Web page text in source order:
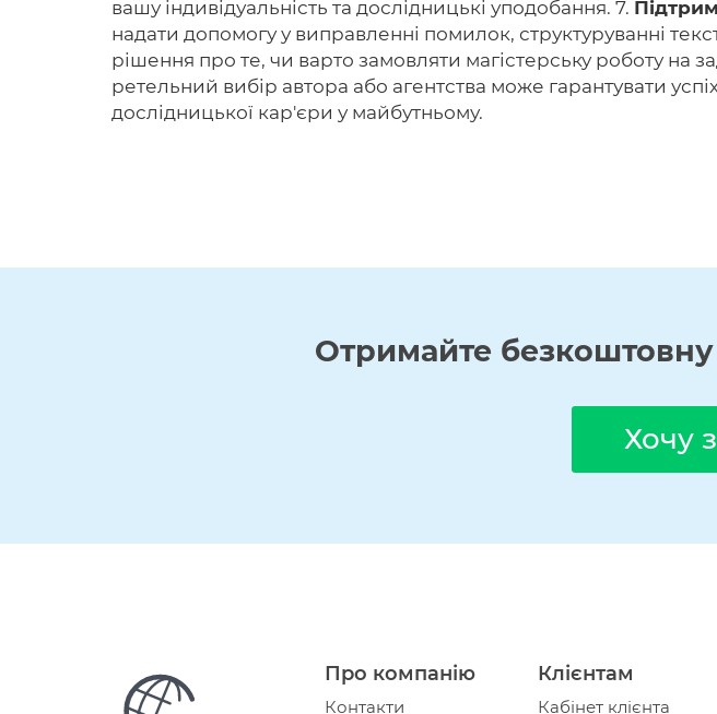
вашу індивідуальність та дослідницькі уподобання. 7.
надати допомогу у виправленні помилок, структуруванні
рішення про те, чи варто замовляти магістерську роботу на
ретельний вибір автора або агентства може гарантувати
дослідницької кар'єри у майбутньому.
Отримайте безкоштовну
Хочу
Про компанію
Контакти
Клієнтам
Кабінет клієнта